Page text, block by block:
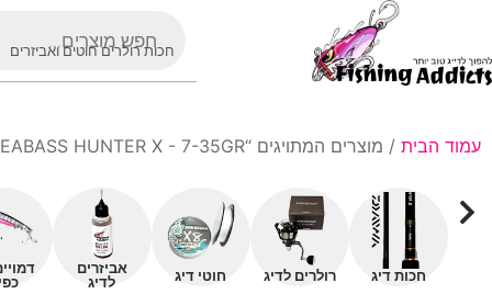
חכות רולרים חוטים ואביזרים
עמוד הבית / מוצרים המתויגים “DAIWA SEABASS HUNTER X - 7-35GR”
חכות דיג רולרים לדיג חוטי דיג
אביזרים
לדיג